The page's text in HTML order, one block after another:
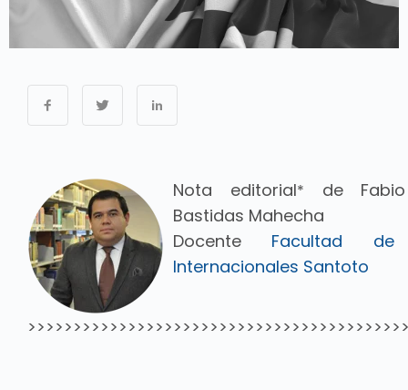
Nota editorial* de Fabio
Bastidas Mahecha
Docente Facultad de
Internacionales Santoto